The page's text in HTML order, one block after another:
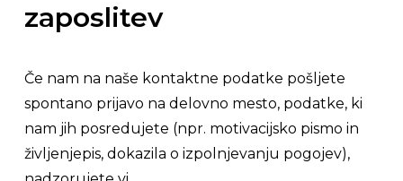
zaposlitev
Če nam na naše kontaktne podatke pošljete
spontano prijavo na delovno mesto, podatke, ki
nam jih posredujete (npr. motivacijsko pismo in
življenjepis, dokazila o izpolnjevanju pogojev),